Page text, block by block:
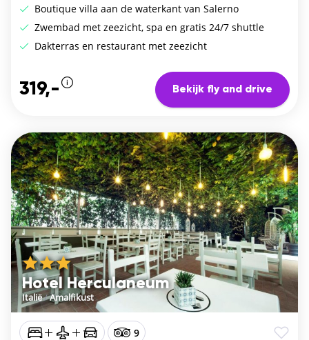
Boutique villa aan de waterkant van Salerno
Zwembad met zeezicht, spa en gratis 24/7 shuttle
Dakterras en restaurant met zeezicht
319,- Bekijk fly and drive
Hotel Herculaneum
Italië/Amalfikust
9